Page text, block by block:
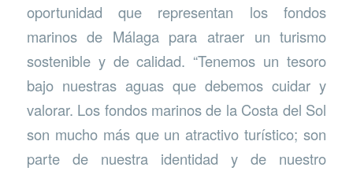
oportunidad que representan los fondos
marinos de Málaga para atraer un turismo
sostenible y de calidad. “Tenemos un tesoro
bajo nuestras aguas que debemos cuidar y
valorar. Los fondos marinos de la Costa del Sol
son mucho más que un atractivo turístico; son
parte de nuestra identidad y de nuestro